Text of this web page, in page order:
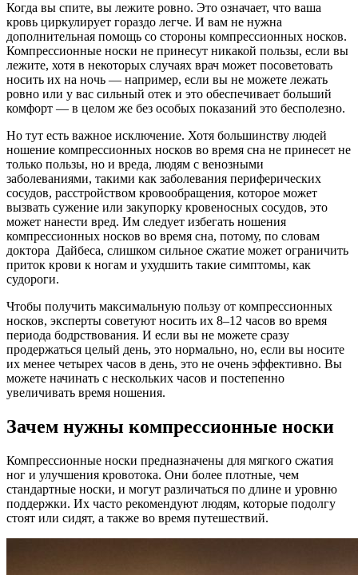
Когда вы спите, вы лежите ровно. Это означает, что ваша
кровь циркулирует гораздо легче. И вам не нужна
дополнительная помощь со стороны компрессионных носков.
Компрессионные носки не принесут никакой пользы, если вы
лежите, хотя в некоторых случаях врач может посоветовать
носить их на ночь — например, если вы не можете лежать
ровно или у вас сильный отек и это обеспечивает больший
комфорт — в целом же без особых показаний это бесполезно.
Но тут есть важное исключение. Хотя большинству людей
ношение компрессионных носков во время сна не принесет не
только пользы, но и вреда, людям с венозными
заболеваниями, такими как заболевания периферических
сосудов, расстройством кровообращения, которое может
вызвать сужение или закупорку кровеносных сосудов, это
может нанести вред. Им следует избегать ношения
компрессионных носков во время сна, потому, по словам
доктора Дайбеса, слишком сильное сжатие может ограничить
приток крови к ногам и ухудшить такие симптомы, как
судороги.
Чтобы получить максимальную пользу от компрессионных
носков, эксперты советуют носить их 8–12 часов во время
периода бодрствования. И если вы не можете сразу
продержаться целый день, это нормально, но, если вы носите
их менее четырех часов в день, это не очень эффективно. Вы
можете начинать с нескольких часов и постепенно
увеличивать время ношения.
Зачем нужны компрессионные носки
Компрессионные носки предназначены для мягкого сжатия
ног и улучшения кровотока. Они более плотные, чем
стандартные носки, и могут различаться по длине и уровню
поддержки. Их часто рекомендуют людям, которые подолгу
стоят или сидят, а также во время путешествий.